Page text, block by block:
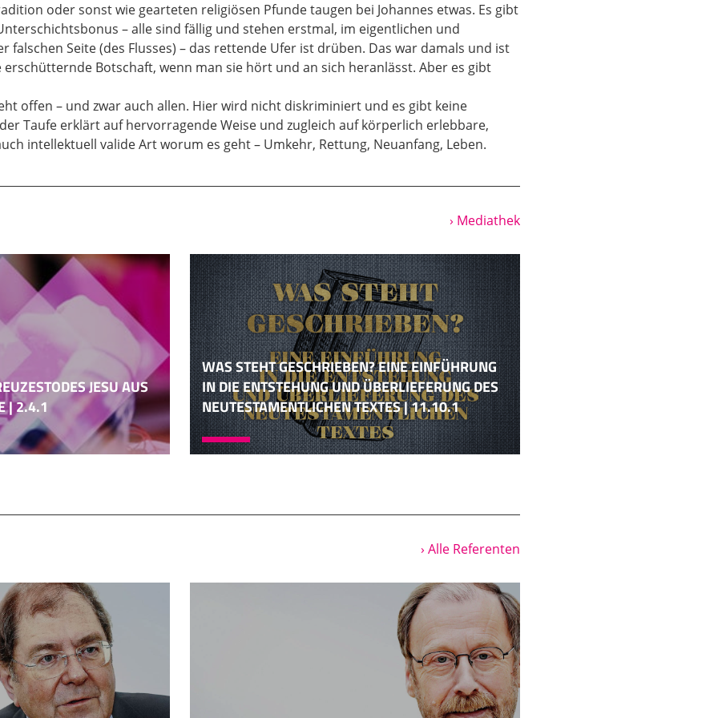
stark auf Jesus Christus konzentriert ist, dann ist es umso verblüffender,
bevor sie sich dem öffentlichen Wirken Jesu zuwenden, sich zuerst einmal
In allen vier Evangelien beginnt die Darstellung des öffentlichen
dem Täufer. Das ist einmalig. Neben ihm gibt es keine andere Person, die so
auch sehr wichtig und auffallend, dass Jesus selber sich bei diesem Mann
er ging aus Galiläa zum Jordan und er ließ sich von Johannes dem Täufer
Kilometer gewandert, weil von Galiläa bis zu dieser Taufstelle, das ist also eine
von Galiläa gekommen sind, die hatten den weitesten Weg. Und den hat Jesus
um sich von diesem Mann taufen zu lassen. Diese Taufe muss für ihn ein
Ereignis gewesen sein, das wahrscheinlich viel ihm selber geklärt hat.
durch Johannes den Täufer lebte Jesus offenbar ganz unauffällig. Wir haben gar
größten Teil seines Lebens. Es gibt nur allein im Lukasevangelium eine
aber nur in einem Evangelium. Aber außer dieser Episode wissen wir
seinem jungen, erwachsenen Alter gar nichts. Nie wieder hat ein Mensch eine
über dessen Großteil des Lebens man gar nichts weiß. Es ist auch mal wichtig
seines Lebens wissen wir gar nichts. Wir wissen nur etwas, relativ gut,
an die Öffentlichkeit geschleudert und dann lebt er sehr intensiv in seinem
Nach der Taufe durch Johannes den Täufer tritt Jesus öffentlich auf. Also, man
gesagt und getan hat, hat er als Getaufter gesagt und getan. Als Getaufter
als Getaufter erzählt er seine Gleichnisse, als Getaufter unterhält er sich mit den
geht er in seine Leidensgeschichte. Alles was Jesus gesagt und getan hat, ist
das ist schon ein wichtiger Gesichtspunkt. Dann ist auch noch wichtig, Jesus
über keinen Menschen seiner Gegenwart, aber auch über keinen Menschen
oder sonst wie gearteten religiösen Pfunde taugen bei Johannes etwas. Es gibt
– alle sind fällig und stehen erstmal, im eigentlichen und
falschen Seite (des Flusses) – das rettende Ufer ist drüben. Das war damals und ist
Botschaft, wenn man sie hört und an sich heranlässt. Aber es gibt
offen – und zwar auch allen. Hier wird nicht diskriminiert und es gibt keine
Taufe erklärt auf hervorragende Weise und zugleich auf körperlich erlebbare,
intellektuell valide Art worum es geht – Umkehr, Rettung, Neuanfang, Leben.
› Mediathek
JESU AUS
| 2.4.1
WAS STEHT GESCHRIEBEN? EINE EINFÜHRUNG
IN DIE ENTSTEHUNG UND ÜBERLIEFERUNG DES
NEUTESTAMENTLICHEN TEXTES | 11.10.1
› Alle Referenten